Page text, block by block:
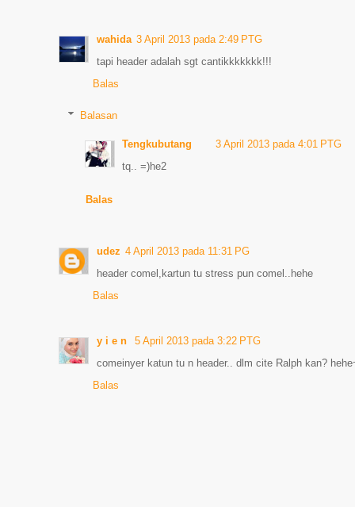
wahida 3 April 2013 pada 2:49 PTG
tapi header adalah sgt cantikkkkkkk!!!
Balas
Balasan
Tengkubutang
3 April 2013 pada 4:01 PTG
tq.. =)he2
Balas
udez 4 April 2013 pada 11:31 PG
header comel,kartun tu stress pun comel..hehe
Balas
y i e n
5 April 2013 pada 3:22 PTG
comeinyer katun tu n header.. dlm cite Ralph kan?
Balas